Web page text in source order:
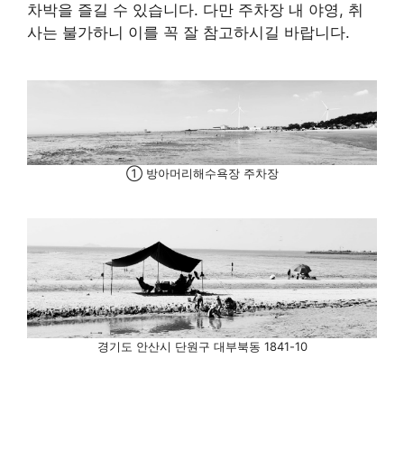
차박을 즐길 수 있습니다. 다만 주차장 내 야영, 취
사는 불가하니 이를 꼭 잘 참고하시길 바랍니다.
① 방아머리해수욕장 주차장
경기도 안산시 단원구 대부북동 1841-10